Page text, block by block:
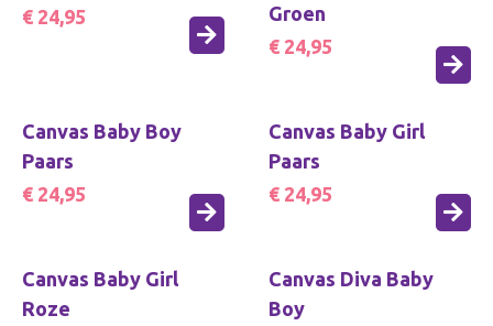
€ 24,95
Groen
€ 24,95
Canvas Baby Boy
Paars
€ 24,95
Canvas Baby Girl
Paars
€ 24,95
Canvas Baby Girl
Roze
Canvas Diva Baby
Boy